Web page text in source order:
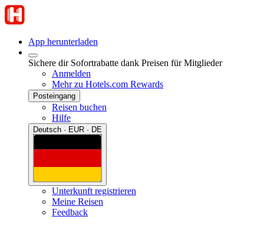
App herunterladen
Sichere dir Sofortrabatte dank Preisen für Mitglieder
Anmelden
Mehr zu Hotels.com Rewards
Posteingang
Reisen buchen
Hilfe
Deutsch · EUR · DE
Unterkunft registrieren
Meine Reisen
Feedback